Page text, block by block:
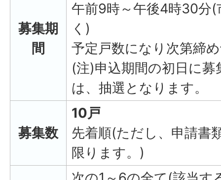
募集期
間
午前9時～午後4時30分
く)
予定戸数になり次第締
(注)申込期間の初日に
は、抽選となります。
募集数
10戸
先着順(ただし、申請書
限ります。)